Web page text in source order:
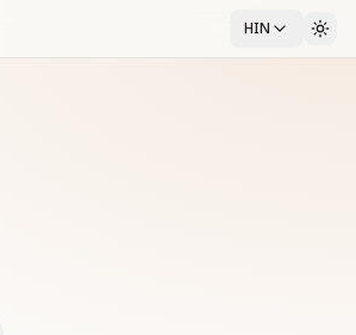
HIN